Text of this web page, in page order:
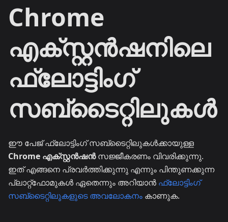
Chrome
എക്സ്റ്റൻഷനിലെ
ഫ്ലോട്ടിംഗ്
സബ്‌ടൈറ്റിലുകൾ
ഈ പേജ് ഫ്ലോട്ടിംഗ് സബ്‌ടൈറ്റിലുകൾക്കായുള്ള
Chrome എക്സ്റ്റൻഷൻസജ്ജീകരണം വിവരിക്കുന്നു.
ഇത് എങ്ങനെ പ്രവർത്തിക്കുന്നു എന്നും പിന്തുണക്കുന്ന
പ്ലാറ്റ്‌ഫോമുകൾ ഏതെന്നും അറിയാൻ ഫ്ലോട്ടിംഗ്
സബ്‌ടൈറ്റിലുകളുടെ അവലോകനം കാണുക.